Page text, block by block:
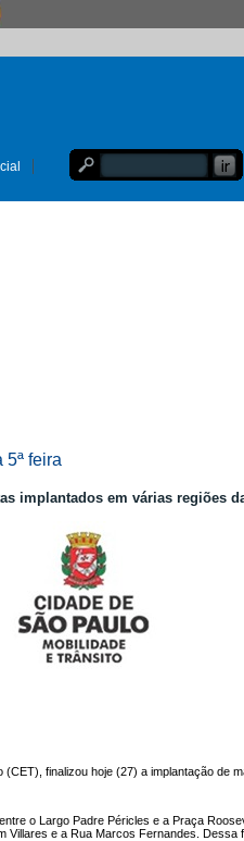
5ª feira
implantados em várias regiões
finalizou hoje (27) a implantação de
o Largo Padre Péricles e a Praça
e a Rua Marcos Fernandes. Dessa